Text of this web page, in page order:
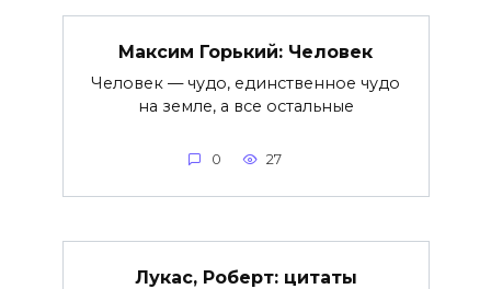
Максим Горький: Человек
Человек — чудо, единственное чудо
на земле, а все остальные
0 27
Лукас, Роберт: цитаты